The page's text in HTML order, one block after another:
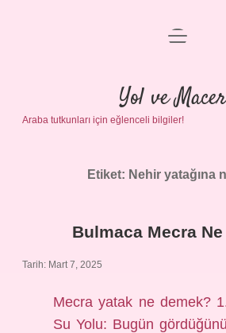
Anasayfa
Gizlilik Politikası
Yasal Uyarı
menüyü
Yol ve
Araba tutkunları için eğlenceli bilgiler!
Etiket: Nehir yatağına
Bulmaca Mecra
Tarih: Mart 7, 2025
Mecra yatak ne demek?
Su Yolu: Bugün